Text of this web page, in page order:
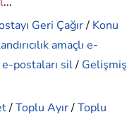
Geri Çağır/ Konu
amaçlı e-
postaları sil/ Gelişmiş
/Toplu Ayır/Toplu